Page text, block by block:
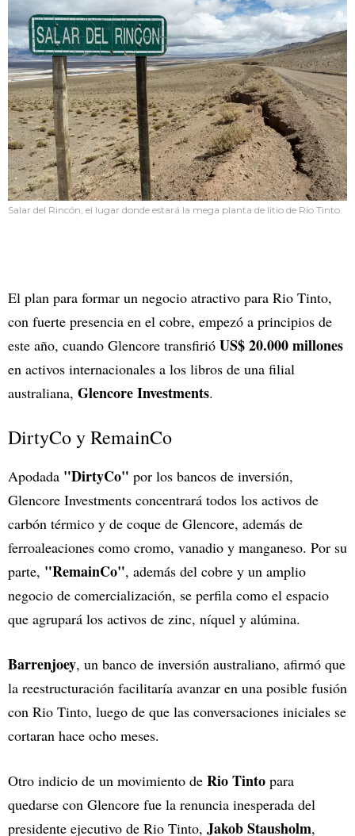
Salar del Rincón, el lugar donde estará la mega planta de litio de Río Tinto.
El plan para formar un negocio atractivo para Rio Tinto,
con fuerte presencia en el cobre, empezó a principios de
este año, cuando Glencore transfirió US$ 20.000 millones
en activos internacionales a los libros de una filial
australiana, Glencore Investments.
DirtyCo y RemainCo
Apodada "DirtyCo" por los bancos de inversión,
Glencore Investments concentrará todos los activos de
carbón térmico y de coque de Glencore, además de
ferroaleaciones como cromo, vanadio y manganeso. Por su
parte, "RemainCo", además del cobre y un amplio
negocio de comercialización, se perfila como el espacio
que agrupará los activos de zinc, níquel y alúmina.
Barrenjoey, un banco de inversión australiano, afirmó que
la reestructuración facilitaría avanzar en una posible fusión
con Rio Tinto, luego de que las conversaciones iniciales se
cortaran hace ocho meses.
Otro indicio de un movimiento de Rio Tinto para
quedarse con Glencore fue la renuncia inesperada del
presidente ejecutivo de Rio Tinto, Jakob Stausholm,